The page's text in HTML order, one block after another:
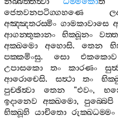
ජෙතවනපටිග‍්ගහණෙ
අඤ‍්ඤතරස‍්මිං ගාමකාවාසෙ
ආගන‍්තුකානං
භික‍්ඛූනං
අක‍්ඛමො
අහොසි. තෙන
පක‍්කමිංසු. සො එකකොව
උපාසකො
තං කාරණං
ආරොචෙසි. සත්‍ථා තං
පුච‍්ඡිත්‍වා
තෙන “එවං,
ඉදානෙව
අක‍්ඛමො,පුබ‍්බෙපි
භික‍්ඛූහි යාචිතො රුක‍්ඛධම‍්මං